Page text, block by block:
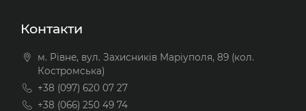
Контакти
м. Рівне, вул. Захисників Маріуполя, 89 (кол.
Костромська)
+38 (097) 620 07 27
+38 (066) 250 49 74